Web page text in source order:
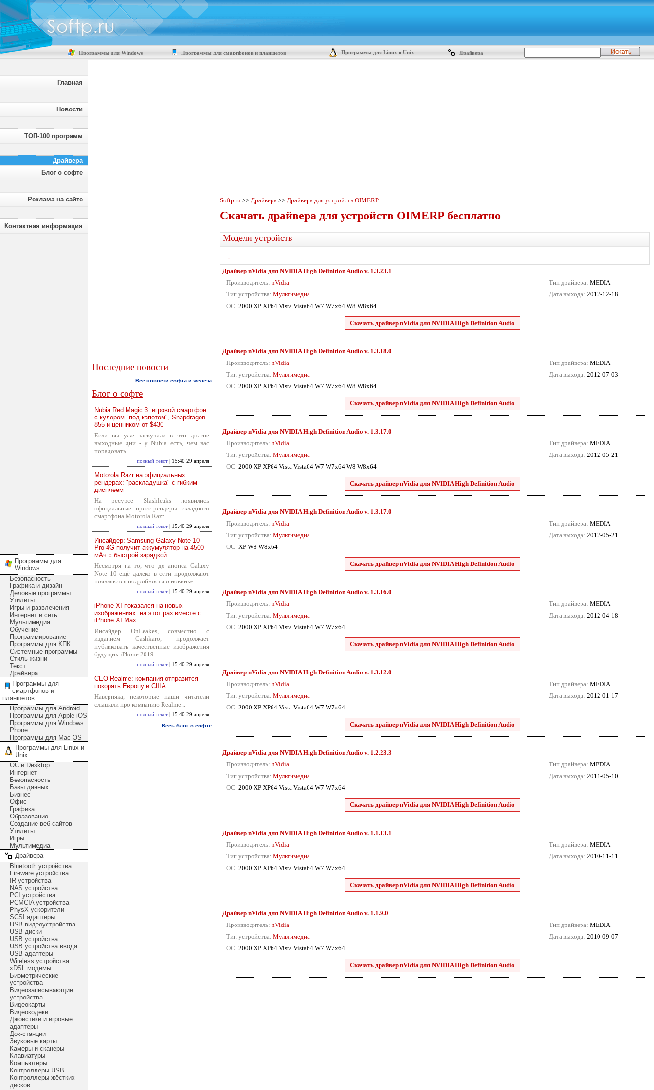
Программы для Windows Программы для смартфонов и планшетов Программы для Linux и Unix Драйвера
Главная
Новости
ТОП-100 программ
Драйвера
Блог о софте
Реклама на сайте
Контактная информация
Программы для
Windows
Безопасность
Графика и дизайн
Деловые программы
Утилиты
Игры и развлечения
Интернет и сеть
Мультимедиа
Обучение
Программирование
Программы для КПК
Системные программы
Стиль жизни
Текст
Драйвера
Программы для
смартфонов и
планшетов
Программы для Android
Программы для Apple iOS
Программы для Windows
Phone
Программы для Mac OS
Программы для Linux и
Unix
ОС и Desktop
Интернет
Безопасность
Базы данных
Бизнес
Офис
Графика
Образование
Создание веб-сайтов
Утилиты
Игры
Мультимедиа
Драйвера
Bluetooth устройства
Fireware устройства
IR устройства
NAS устройства
PCI устройства
PCMCIA устройства
PhysX ускорители
SCSI адаптеры
USB видеоустройства
USB диски
USB устройства
USB устройства ввода
USB-адаптеры
Wireless устройства
xDSL модемы
Биометрические
устройства
Видеозаписывающие
устройства
Видеокарты
Видеокодеки
Джойстики и игровые
адаптеры
Док-станции
Звуковые карты
Камеры и сканеры
Клавиатуры
Компьютеры
Контроллеры USB
Контроллеры жёстких
дисков
Последние новости
Все новости софта и железа
Блог о софте
Nubia Red Magic 3: игровой смартфон
с кулером "под капотом", Snapdragon
855 и ценником от $430
Если вы уже заскучали в эти долгие
выходные дни - у Nubia есть, чем вас
порадовать...
полный текст | 15:40 29 апреля
Motorola Razr на официальных
рендерах: "раскладушка" с гибким
дисплеем
На ресурсе Slashleaks появились
официальные пресс-рендеры складного
смартфона Motorola Razr...
полный текст | 15:40 29 апреля
Инсайдер: Samsung Galaxy Note 10
Pro 4G получит аккумулятор на 4500
мАч с быстрой зарядкой
Несмотря на то, что до анонса Galaxy
Note 10 ещё далеко в сети продолжают
появляются подробности о новинке...
полный текст | 15:40 29 апреля
iPhone XI показался на новых
изображениях: на этот раз вместе с
iPhone XI Max
Инсайдер OnLeakes, совместно с
изданием Cashkaro, продолжает
публиковать качественные изображения
будущих iPhone 2019...
полный текст | 15:40 29 апреля
CEO Realme: компания отправится
покорять Европу и США
Наверняка, некоторые наши читатели
слышали про компанию Realme...
полный текст | 15:40 29 апреля
Весь блог о софте
Softp.ru >> Драйвера >> Драйвера для устройств OIMERP
Скачать драйвера для устройств OIMERP бесплатно
Модели устройств
-
Драйвер nVidia для NVIDIA High Definition Audio v. 1.3.23.1
Производитель: nVidia
Тип устройства: Мультимедиа
ОС: 2000 XP XP64 Vista Vista64 W7 W7x64 W8 W8x64
Тип драйвера: MEDIA
Дата выхода: 2012-12-18
Скачать драйвер nVidia для NVIDIA High Definition Audio
Драйвер nVidia для NVIDIA High Definition Audio v. 1.3.18.0
Производитель: nVidia
Тип устройства: Мультимедиа
ОС: 2000 XP XP64 Vista Vista64 W7 W7x64 W8 W8x64
Тип драйвера: MEDIA
Дата выхода: 2012-07-03
Скачать драйвер nVidia для NVIDIA High Definition Audio
Драйвер nVidia для NVIDIA High Definition Audio v. 1.3.17.0
Производитель: nVidia
Тип устройства: Мультимедиа
ОС: 2000 XP XP64 Vista Vista64 W7 W7x64 W8 W8x64
Тип драйвера: MEDIA
Дата выхода: 2012-05-21
Скачать драйвер nVidia для NVIDIA High Definition Audio
Драйвер nVidia для NVIDIA High Definition Audio v. 1.3.17.0
Производитель: nVidia
Тип устройства: Мультимедиа
ОС: XP W8 W8x64
Тип драйвера: MEDIA
Дата выхода: 2012-05-21
Скачать драйвер nVidia для NVIDIA High Definition Audio
Драйвер nVidia для NVIDIA High Definition Audio v. 1.3.16.0
Производитель: nVidia
Тип устройства: Мультимедиа
ОС: 2000 XP XP64 Vista Vista64 W7 W7x64
Тип драйвера: MEDIA
Дата выхода: 2012-04-18
Скачать драйвер nVidia для NVIDIA High Definition Audio
Драйвер nVidia для NVIDIA High Definition Audio v. 1.3.12.0
Производитель: nVidia
Тип устройства: Мультимедиа
ОС: 2000 XP XP64 Vista Vista64 W7 W7x64
Тип драйвера: MEDIA
Дата выхода: 2012-01-17
Скачать драйвер nVidia для NVIDIA High Definition Audio
Драйвер nVidia для NVIDIA High Definition Audio v. 1.2.23.3
Производитель: nVidia
Тип устройства: Мультимедиа
ОС: 2000 XP XP64 Vista Vista64 W7 W7x64
Тип драйвера: MEDIA
Дата выхода: 2011-05-10
Скачать драйвер nVidia для NVIDIA High Definition Audio
Драйвер nVidia для NVIDIA High Definition Audio v. 1.1.13.1
Производитель: nVidia
Тип устройства: Мультимедиа
ОС: 2000 XP XP64 Vista Vista64 W7 W7x64
Тип драйвера: MEDIA
Дата выхода: 2010-11-11
Скачать драйвер nVidia для NVIDIA High Definition Audio
Драйвер nVidia для NVIDIA High Definition Audio v. 1.1.9.0
Производитель: nVidia
Тип устройства: Мультимедиа
ОС: 2000 XP XP64 Vista Vista64 W7 W7x64
Тип драйвера: MEDIA
Дата выхода: 2010-09-07
Скачать драйвер nVidia для NVIDIA High Definition Audio